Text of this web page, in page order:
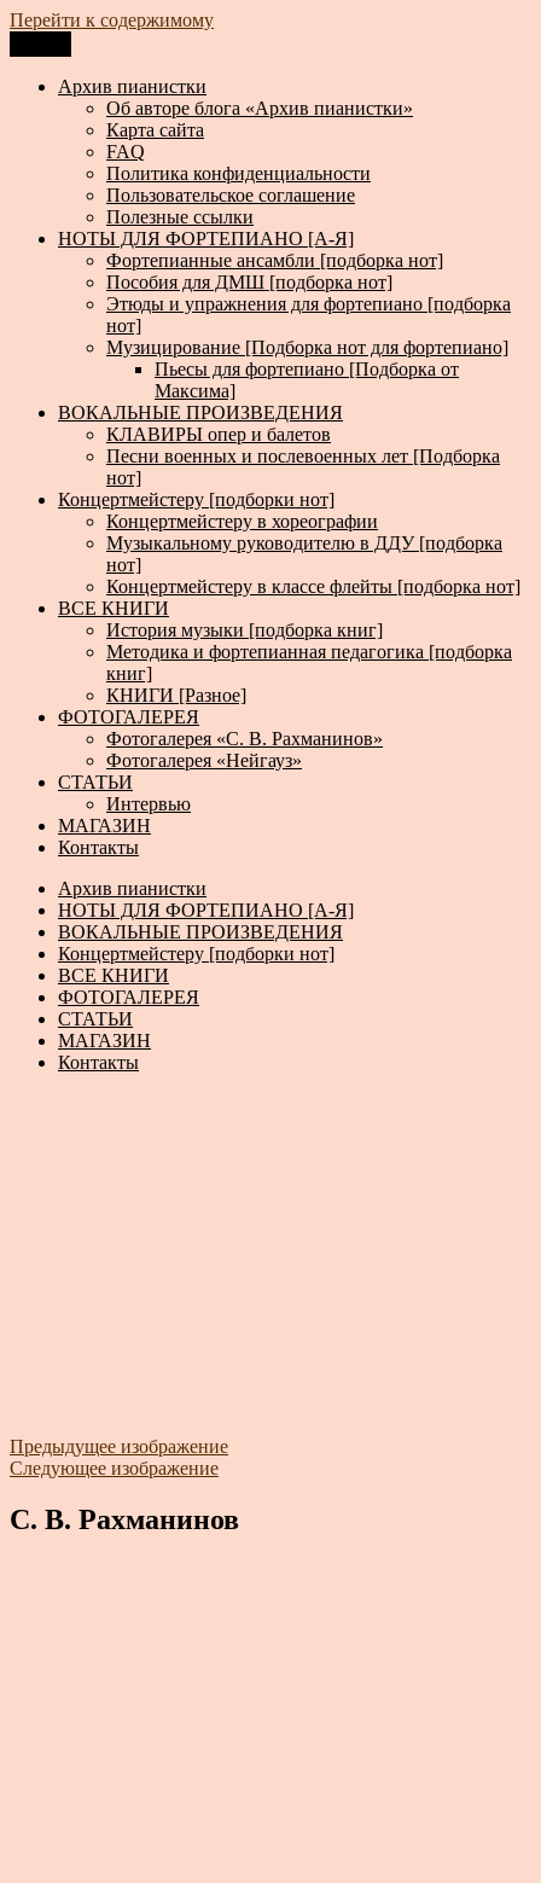
Перейти к содержимому
Архив пианистки
Всё для пианистов: ноты, книги, музыка, статьи…
Архив пианистки
Об авторе блога «Архив пианистки»
Карта сайта
FAQ
Политика конфиденциальности
Пользовательское соглашение
Полезные ссылки
НОТЫ ДЛЯ ФОРТЕПИАНО [А-Я]
Фортепианные ансамбли [подборка нот]
Пособия для ДМШ [подборка нот]
Этюды и упражнения для фортепиано [подборка
нот]
Музицирование [Подборка нот для фортепиано]
Пьесы для фортепиано [Подборка от
Максима]
ВОКАЛЬНЫЕ ПРОИЗВЕДЕНИЯ
КЛАВИРЫ опер и балетов
Песни военных и послевоенных лет [Подборка
нот]
Концертмейстеру [подборки нот]
Концертмейстеру в хореографии
Музыкальному руководителю в ДДУ [подборка
нот]
Концертмейстеру в классе флейты [подборка нот]
ВСЕ КНИГИ
История музыки [подборка книг]
Методика и фортепианная педагогика [подборка
книг]
КНИГИ [Разное]
ФОТОГАЛЕРЕЯ
Фотогалерея «С. В. Рахманинов»
Фотогалерея «Нейгауз»
СТАТЬИ
Интервью
МАГАЗИН
Контакты
Архив пианистки
НОТЫ ДЛЯ ФОРТЕПИАНО [А-Я]
ВОКАЛЬНЫЕ ПРОИЗВЕДЕНИЯ
Концертмейстеру [подборки нот]
ВСЕ КНИГИ
ФОТОГАЛЕРЕЯ
СТАТЬИ
МАГАЗИН
Контакты
Предыдущее изображение
Следующее изображение
С. В. Рахманинов